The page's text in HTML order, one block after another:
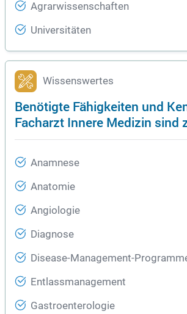
Agrarwissenschaften
Universitäten
Wissenswertes
Benötigte Fähigkeiten und
Facharzt Innere Medizin sind
Anamnese
Anatomie
Angiologie
Diagnose
Disease-Management-
Entlassmanagement
Gastroenterologie